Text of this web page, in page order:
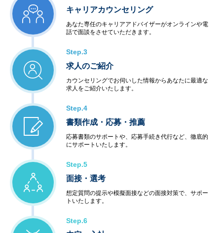
キャリアカウンセリング
あなた専任のキャリアアドバイザーがオンラインや電
話で面談をさせていただきます。
Step.3
求人のご紹介
カウンセリングでお伺いした情報からあなたに最適な
求人をご紹介いたします。
Step.4
書類作成・応募・推薦
応募書類のサポートや、応募手続き代行など、徹底的
にサポートいたします。
Step.5
面接・選考
想定質問の提示や模擬面接などの面接対策で、サポー
トいたします。
Step.6